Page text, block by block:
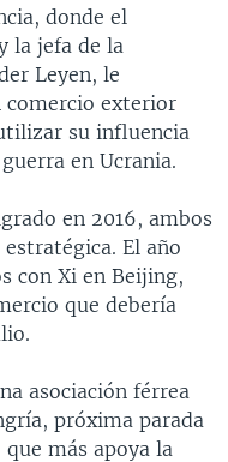
donde el
la jefa de la
Leyen, le
comercio exterior
su influencia
en Ucrania.
en 2016, ambos
El año
con Xi en Beijing,
que debería
asociación férrea
próxima parada
más apoya la